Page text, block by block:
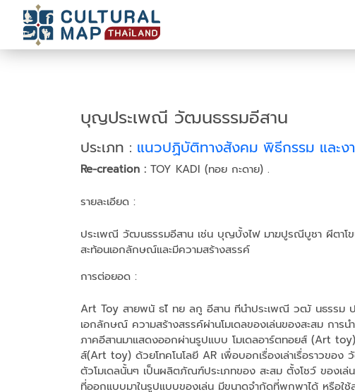
บุญประเพณี วัฒนธรรมอีสาน
ประเภท : แนวปฏิบัติทางสังคม พิธีกรรม และง
Re-creation : TOY KADI (ทอย กะดาย) .
รายละเอียด :
ประเพณี วัฒนธรรมอีสาน เช่น บุญบั้งไฟ มาฆปูรณีบูชา ผีตาโ
สะท้อนเอกลักษณ์และมีความสร้างสรรค์
การต่อยอด :
Art Toy สายพนั ธไ์ ทย ลกู อีสาน ทีนําประเพณี วฒั นธรรม ป
เอกลักษณ์ ความสร้างสรรค์ผ่านโมเดลของเล่นของสะสม การ
ภาคอีสานมาแสดงออกผ่านรูปแบบ โมเดลอาร์ตทอยส์ (Art
ส์(Art toy) ด้วยโทคโนโลยี AR เพื่อบอกเรื่องเล่าเรื่อราวขอ
ตัวโมเดลนั้นๆ เป็นผลิตภัณฑ์ประเภทของ สะสม ตั้งโชว์ ของเ
ที่ออกแบบมาในรูปแบบของเล่น มีขนาดจำกัดที่พกพาได้ หรือใ